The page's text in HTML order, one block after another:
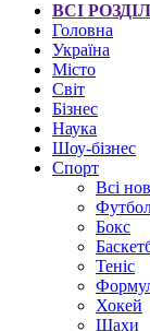
ВСІ
Головна
Україна
Місто
Світ
Бізнес
Наука
Шоу-бізнес
Спорт
Всі
Бокс
Теніс
Хокей
Шахи